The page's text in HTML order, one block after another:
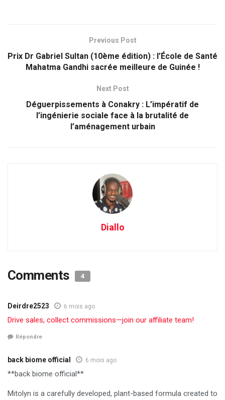
Previous Post
Prix Dr Gabriel Sultan (10ème édition) : l’École de Santé
Mahatma Gandhi sacrée meilleure de Guinée !
Next Post
Déguerpissements à Conakry : L’impératif de
l’ingénierie sociale face à la brutalité de
l’aménagement urbain
Diallo
Comments 4
Deirdre2523 6 mois ago
Drive sales, collect commissions—join our affiliate team!
Répondre
back biome official 6 mois ago
**back biome official**
Mitolyn is a carefully developed, plant-based formula created to